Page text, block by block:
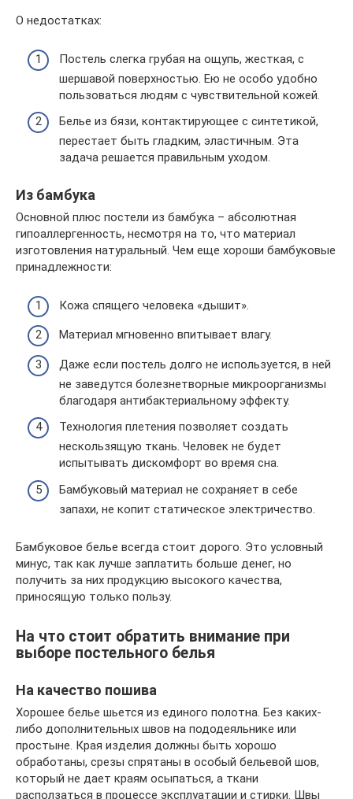
О недостатках:
Постель слегка грубая на ощупь, жесткая, с
шершавой поверхностью. Ею не особо удобно
пользоваться людям с чувствительной кожей.
Белье из бязи, контактирующее с синтетикой,
перестает быть гладким, эластичным. Эта
задача решается правильным уходом.
Из бамбука
Основной плюс постели из бамбука – абсолютная
гипоаллергенность, несмотря на то, что материал
изготовления натуральный. Чем еще хороши бамбуковые
принадлежности:
Кожа спящего человека «дышит».
Материал мгновенно впитывает влагу.
Даже если постель долго не используется, в ней
не заведутся болезнетворные микроорганизмы
благодаря антибактериальному эффекту.
Технология плетения позволяет создать
нескользящую ткань. Человек не будет
испытывать дискомфорт во время сна.
Бамбуковый материал не сохраняет в себе
запахи, не копит статическое электричество.
Бамбуковое белье всегда стоит дорого. Это условный
минус, так как лучше заплатить больше денег, но
получить за них продукцию высокого качества,
приносящую только пользу.
На что стоит обратить внимание при
выборе постельного белья
На качество пошива
Хорошее белье шьется из единого полотна. Без каких-
либо дополнительных швов на пододеяльнике или
простыне. Края изделия должны быть хорошо
обработаны, срезы спрятаны в особый бельевой шов,
который не дает краям осыпаться, а ткани
расползаться в процессе эксплуатации и стирки. Швы